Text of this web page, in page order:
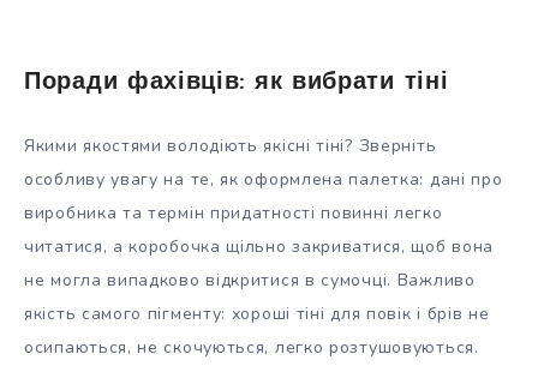
Поради фахівців: як вибрати тіні
Якими якостями володіють якісні тіні? Зверніть
особливу увагу на те, як оформлена палетка: дані про
виробника та термін придатності повинні легко
читатися, а коробочка щільно закриватися, щоб вона
не могла випадково відкритися в сумочці. Важливо
якість самого пігменту: хороші тіні для повік і брів не
осипаються, не скочуються, легко розтушовуються.